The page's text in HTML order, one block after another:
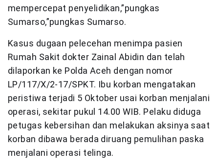
mempercepat penyelidikan,”pungkas
Sumarso,”pungkas Sumarso.
Kasus dugaan pelecehan menimpa pasien
Rumah Sakit dokter Zainal Abidin dan telah
dilaporkan ke Polda Aceh dengan nomor
LP/117/X/2-17/SPKT. Ibu korban mengatakan
peristiwa terjadi 5 Oktober usai korban menjalani
operasi, sekitar pukul 14.00 WIB. Pelaku diduga
petugas kebersihan dan melakukan aksinya saat
korban dibawa berada diruang pemulihan paska
menjalani operasi telinga.